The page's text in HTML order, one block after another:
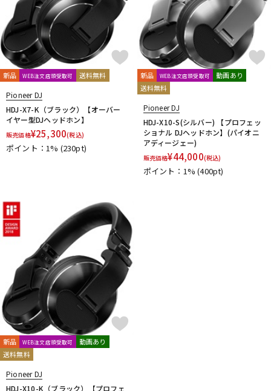
新品 WEB注文店頭受取可 送料無料
Pioneer DJ
HDJ-X7-K（ブラック）【オーバー
イヤー型DJヘッドホン】
販売価格¥25,300(税込)
ポイント：1% (230pt)
新品 WEB注文店頭受取可
動画あり
送料無料
Pioneer DJ
HDJ-X10-S(シルバー) 【プロフェッ
ショナル DJヘッドホン】(パイオニ
アディージェー)
販売価格¥44,000(税込)
ポイント：1%(400pt)
新品 WEB注文店頭受取可
動画あり
送料無料
Pioneer DJ
HDJ-X10-K（ブラック）【プロフェ